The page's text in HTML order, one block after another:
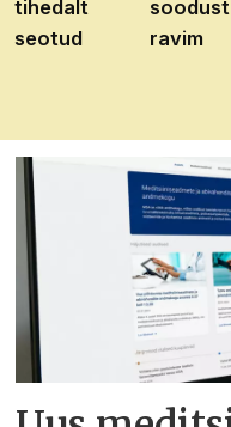
tihedalt
seotud
ravim